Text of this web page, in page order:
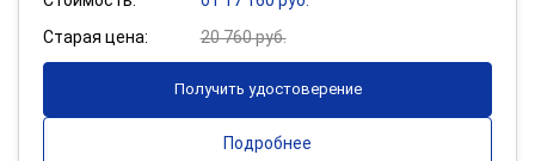
Старая цена:
20 760 руб.
Получить удостоверение
Подробнее